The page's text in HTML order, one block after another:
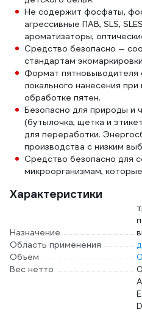
Не содержит фосфаты,
агрессивные ПАВ, SLS,
ароматизаторы,
Средство безопасно —
стандартам
Формат пятновыводителя
локального нанесения
обработке пятен.
Безопасно для природы и
(бутылочка, щетка и
для переработки.
производства с низким
Средство безопасно для
микроорганизмам,
Характеристики
Назначение
Область применения
Объем
Вес нетто